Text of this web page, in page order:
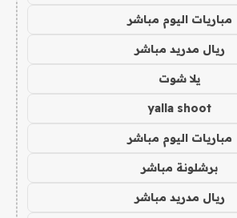
مباريات اليوم مباشر
ريال مدريد مباشر
يلا شوت
yalla shoot
مباريات اليوم مباشر
برشلونة مباشر
ريال مدريد مباشر